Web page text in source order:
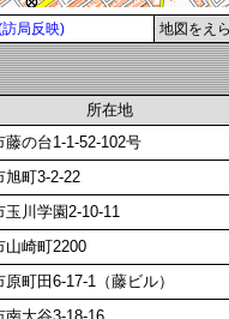
局反映) 地図をえ
所在地
藤の台1-1-52-102号
旭町3-2-22
玉川学園2-10-11
山崎町2200
町田6-17-1（藤ビル）